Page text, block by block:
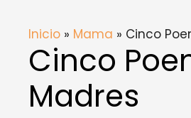
Inicio » Mama » Cinco
Cinco
Madres